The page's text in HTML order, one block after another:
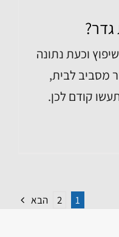
וכעת נתונה
מסביב לבית,
קודם לכן.
1
2 הבא